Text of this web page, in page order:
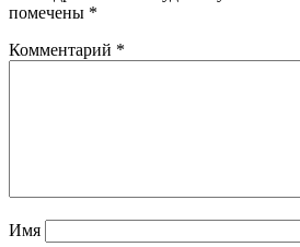
помечены *
Комментарий *
Имя